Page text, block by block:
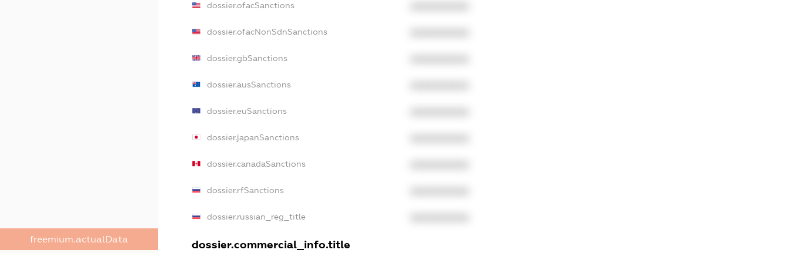
freemium.actualData
dossier.ofacSanctions
dossier.ofacNonSdnSanctions
dossier.gbSanctions
dossier.ausSanctions
dossier.euSanctions
dossier.japanSanctions
dossier.canadaSanctions
dossier.rfSanctions
dossier.russian_reg_title
dossier.commercial_info.title